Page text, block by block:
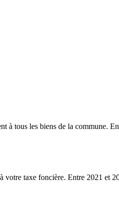
à tous les biens de la commune.
votre taxe foncière. Entre 2021 et